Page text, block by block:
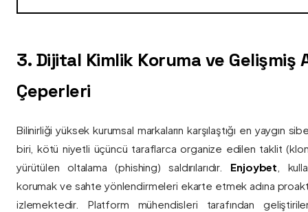
3. Dijital Kimlik Koruma ve Gelişmiş
Çeperleri
Bilinirliği yüksek kurumsal markaların karşılaştığı en yaygın
biri, kötü niyetli üçüncü taraflarca organize edilen taklit
yürütülen oltalama (phishing) saldırılarıdır. Enjoybet ,
korumak ve sahte yönlendirmeleri ekarte etmek adına
izlemektedir. Platform mühendisleri tarafından